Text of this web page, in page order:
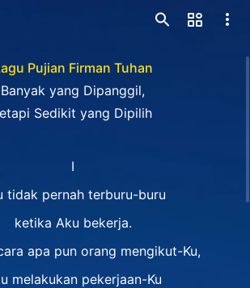
Pujian Firman Tuhan
Banyak yang Dipanggil,
Sedikit yang Dipilih
I
tidak pernah terburu-buru
ketika Aku bekerja.
apa pun orang mengikut-Ku,
melakukan pekerjaan-Ku